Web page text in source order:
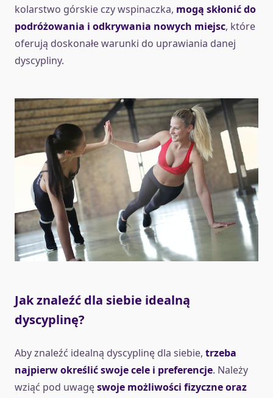
kolarstwo górskie czy wspinaczka, mogą skłonić do
podróżowania i odkrywania nowych miejsc, które
oferują doskonałe warunki do uprawiania danej
dyscypliny.
Jak znaleźć dla siebie idealną
dyscyplinę?
Aby znaleźć idealną dyscyplinę dla siebie, trzeba
najpierw określić swoje cele i preferencje. Należy
wziąć pod uwagęswoje możliwości fizyczne oraz